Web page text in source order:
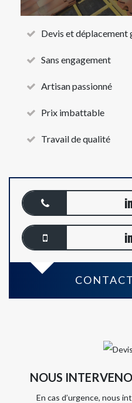
Devis et déplacement
Sans engagement
Artisan passionné
Prix imbattable
Travail de qualité
NOUS
En cas d’urgence, nous